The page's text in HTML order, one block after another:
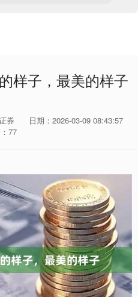
样子，最美的样子
券
日期：2026-03-09 08:43:57
77